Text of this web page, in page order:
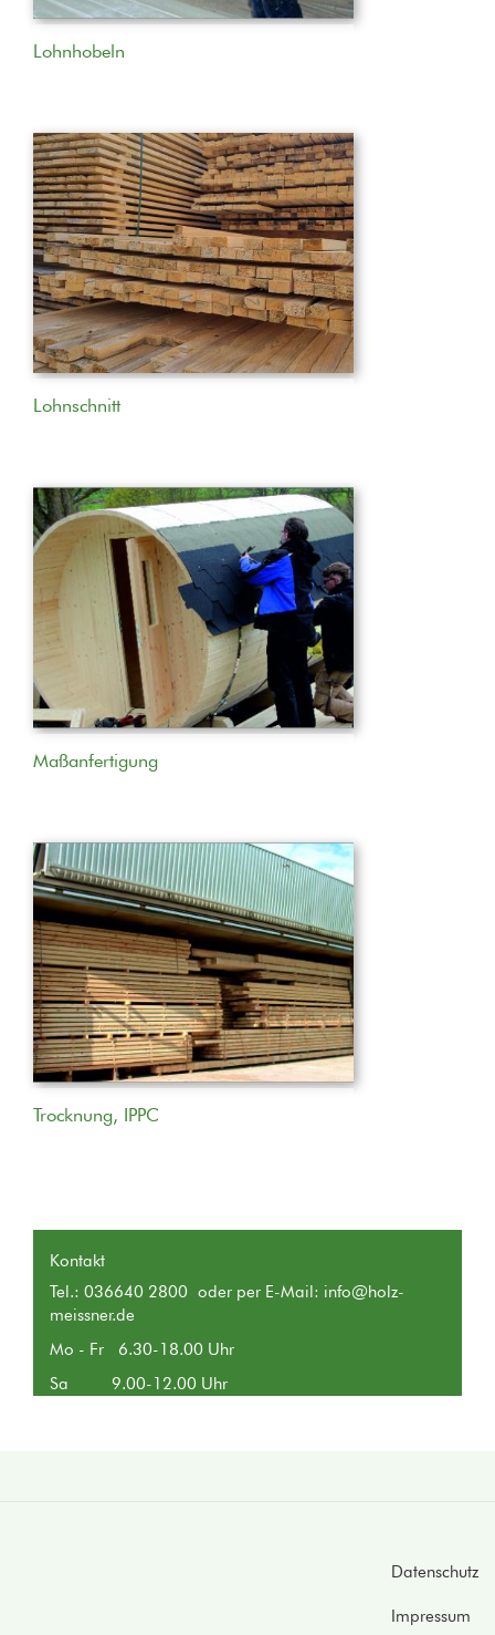
Lohnhobeln
Lohnschnitt
Maßanfertigung
Trocknung, IPPC
Kontakt
Tel.: 036640 2800 oder per E-Mail: info@holz-
meissner.de
Mo - Fr 6.30-18.00 Uhr
Sa 9.00-12.00 Uhr
Footer
Datenschutz
Impressum